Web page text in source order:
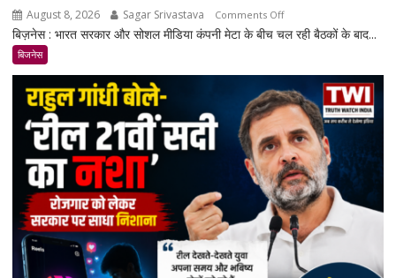
August 8, 2026 Sagar Srivastava Comments Offon
फेसबुक-
की
कानूनी
सुरक्षा
वापस
ले
सकती
है
सरकार:
रिकमेंडेशन
सिस्टम
और
बिज़नेस : भारत सरकार और सोशल मीडिया कंपनी मेटा के बीच चल रही बैठकों के बाद...
बिजनेस